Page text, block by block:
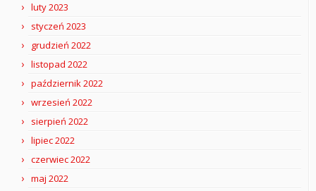
luty 2023
styczeń 2023
grudzień 2022
listopad 2022
październik 2022
wrzesień 2022
sierpień 2022
lipiec 2022
czerwiec 2022
maj 2022